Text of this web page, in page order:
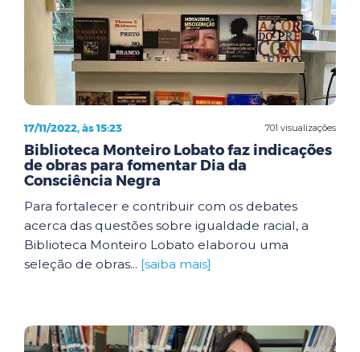
701 visualizações
17/11/2022, às 15:23
Biblioteca Monteiro Lobato faz indicações
de obras para fomentar Dia da
Consciência Negra
Para fortalecer e contribuir com os debates
acerca das questões sobre igualdade racial, a
Biblioteca Monteiro Lobato elaborou uma
seleção de obras... [saiba mais]